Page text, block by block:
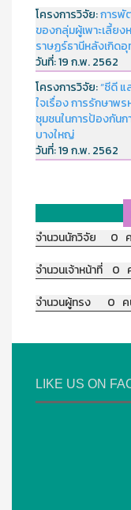
โครงการวิจัย:การพั
ของกลุ่มผู้เพาะเลี้ย
ราษฏร์ธานีหลังเกิด
วันที่:19 ก.พ. 2562
โครงการวิจัย:“ซีดี แ
ใจเรื่อง การรักษาพ
ชุมชนในการป้องกัน
บางใหญ่
วันที่:19 ก.พ. 2562
จำนวนนักวิจัย 0
จำนวนเจ้าหน้าที่ 0
จำนวนผู้ทรง 0 ค
LIKE US ON